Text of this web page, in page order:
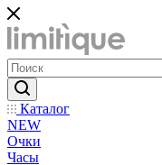
Каталог
NEW
Очки
Часы